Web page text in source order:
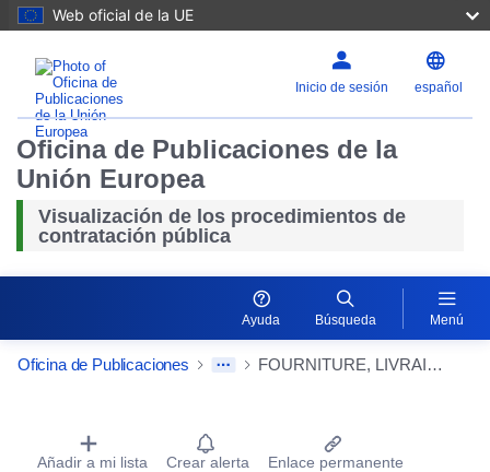
Web oficial de la UE
Inicio de sesión español
Oficina de Publicaciones de la
Unión Europea
Visualización de los procedimientos de
contratación pública
Ayuda Búsqueda Menú
Oficina de Publicaciones FOURNITURE, LIVRAISON ET INSTALLATION DE LAVERIE-VAISSELLE
Procurement Detail Actions Portlet
Añadir a mi lista Crear alerta Enlace permanente